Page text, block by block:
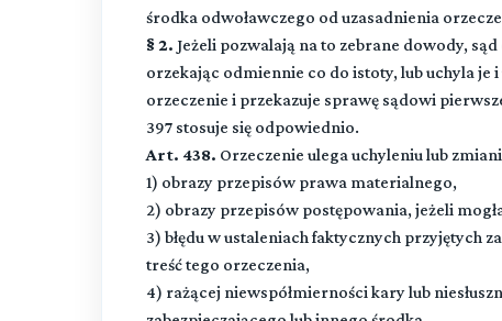
środka odwoławczego od uzasadnienia
§ 2. Jeżeli pozwalają na to zebrane dowody,
orzekając odmiennie co do istoty, lub uchyla
orzeczenie i przekazuje sprawę sądowi
397 stosuje się odpowiednio.
Art. 438. Orzeczenie ulega uchyleniu lub
1) obrazy przepisów prawa materialnego,
2) obrazy przepisów postępowania, jeżeli
3) błędu w ustaleniach faktycznych przyjętych
treść tego orzeczenia,
4) rażącej niewspółmierności kary lub